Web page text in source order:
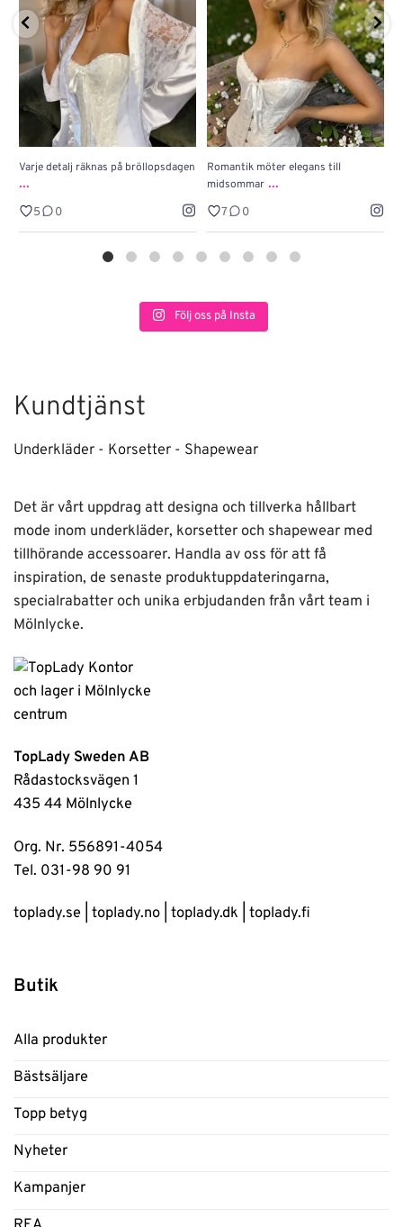
Varje detalj räknas på bröllopsdagen
...
5 0
Romantik möter elegans till
midsommar ...
7 0
Följ oss på Insta
Kundtjänst
Underkläder - Korsetter - Shapewear
Det är vårt uppdrag att designa och tillverka hållbart
mode inom underkläder, korsetter och shapewear med
tillhörande accessoarer. Handla av oss för att få
inspiration, de senaste produktuppdateringarna,
specialrabatter och unika erbjudanden från vårt team i
Mölnlycke.
TopLady Sweden AB
Rådastocksvägen 1
435 44 Mölnlycke
Org. Nr. 556891-4054
Tel. 031-98 90 91
toplady.se toplady.no toplady.dk toplady.fi
Butik
Alla produkter
Bästsäljare
Topp betyg
Nyheter
Kampanjer